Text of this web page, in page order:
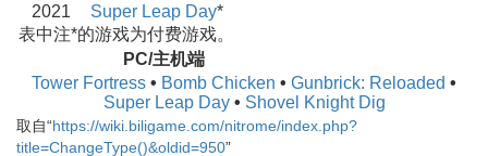
2021
Super Leap Day*
表中注*的游戏为付费游戏。
PC/主机端
Tower Fortress • Bomb Chicken • Gunbrick: Reloaded •
Super Leap Day • Shovel Knight Dig
取自“https://wiki.biligame.com/nitrome/index.php?
title=ChangeType()&oldid=950”